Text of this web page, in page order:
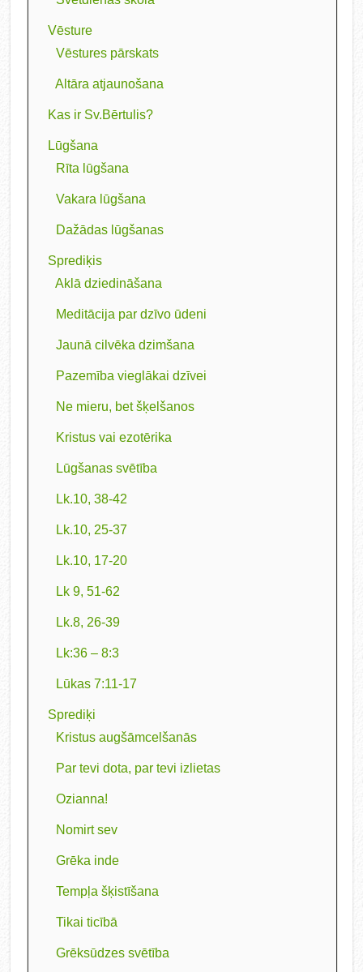
Vēsture
Vēstures pārskats
Altāra atjaunošana
Kas ir Sv.Bērtulis?
Lūgšana
Rīta lūgšana
Vakara lūgšana
Dažādas lūgšanas
Sprediķis
Aklā dziedināšana
Meditācija par dzīvo ūdeni
Jaunā cilvēka dzimšana
Pazemība vieglākai dzīvei
Ne mieru, bet šķelšanos
Kristus vai ezotērika
Lūgšanas svētība
Lk.10, 38-42
Lk.10, 25-37
Lk.10, 17-20
Lk 9, 51-62
Lk.8, 26-39
Lk:36 – 8:3
Lūkas 7:11-17
Sprediķi
Kristus augšāmcelšanās
Par tevi dota, par tevi izlietas
Ozianna!
Nomirt sev
Grēka inde
Tempļa šķistīšana
Tikai ticībā
Grēksūdzes svētība